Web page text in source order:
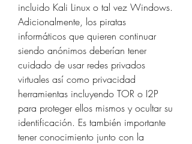
incluido Kali Linux o tal vez Windows.
Adicionalmente, los piratas
informáticos que quieren continuar
siendo anónimos deberían tener
cuidado de usar redes privados
virtuales así como privacidad
herramientas incluyendo TOR o I2P
para proteger ellos mismos y ocultar su
identificación. Es también importante
tener conocimiento junto con la